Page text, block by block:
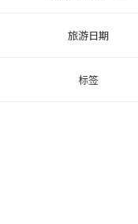
旅游日期
标签